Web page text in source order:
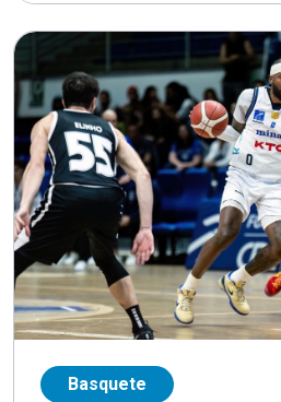
Basquete